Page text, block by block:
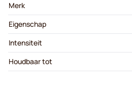
Merk
Eigenschap
Intensiteit
Houdbaar tot